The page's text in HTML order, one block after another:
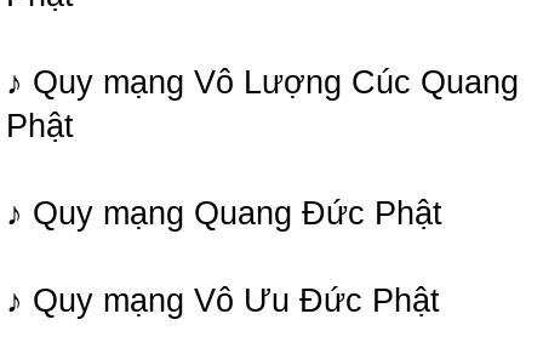
♪ Quy mạng Vô Lượng Cúc Quang
Phật
♪ Quy mạng Quang Đức Phật
♪ Quy mạng Vô Ưu Đức Phật